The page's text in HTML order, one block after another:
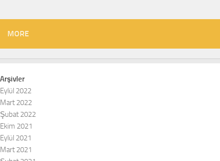
MORE
Arşivler
Eylül 2022
Mart 2022
Şubat 2022
Ekim 2021
Eylül 2021
Mart 2021